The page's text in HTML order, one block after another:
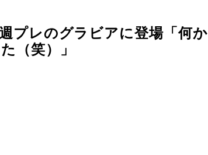
プレのグラビアに登場「何か
（笑）」